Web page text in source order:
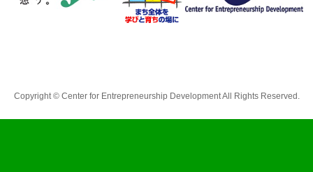
Copyright © Center for Entrepreneurship Development All Rights Reserved.